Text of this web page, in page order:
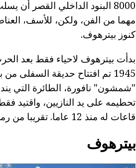
8000 البنود الداخلي القصر
مهما من الفن، ولكن، للأسف،
كنوز بيترهوف.
بدأت بيترهوف لاحياء فقط بعد
1945 تم افتتاح حديقة السفلى
قاعات له منذ 12 عاما. تقريبا من رماد ارتفعت صوغه بيترهوف. وكان اكتشاف الرسمي للغاية.
بيترهوف